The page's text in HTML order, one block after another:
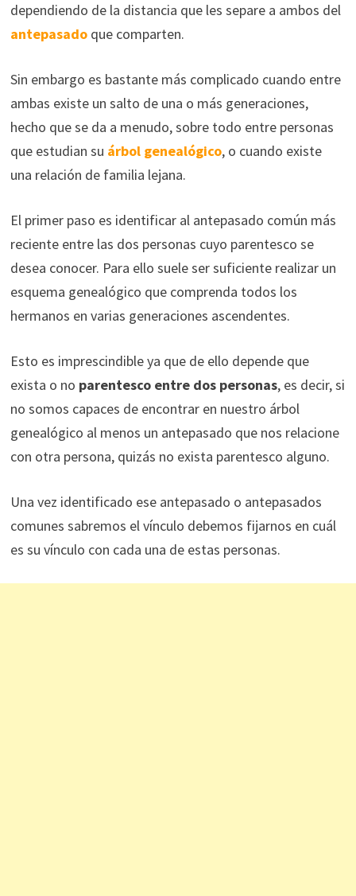
dependiendo de la distancia que les separe a ambos del
antepasadoque comparten.
Sin embargo es bastante más complicado cuando entre
ambas existe un salto de una o más generaciones,
hecho que se da a menudo, sobre todo entre personas
que estudian su árbol genealógico, o cuando existe
una relación de familia lejana.
El primer paso es identificar al antepasado común más
reciente entre las dos personas cuyo parentesco se
desea conocer. Para ello suele ser suficiente realizar un
esquema genealógico que comprenda todos los
hermanos en varias generaciones ascendentes.
Esto es imprescindible ya que de ello depende que
exista o no parentesco entre dos personas, es decir, si
no somos capaces de encontrar en nuestro árbol
genealógico al menos un antepasado que nos relacione
con otra persona, quizás no exista parentesco alguno.
Una vez identificado ese antepasado o antepasados
comunes sabremos el vínculo debemos fijarnos en cuál
es su vínculo con cada una de estas personas.